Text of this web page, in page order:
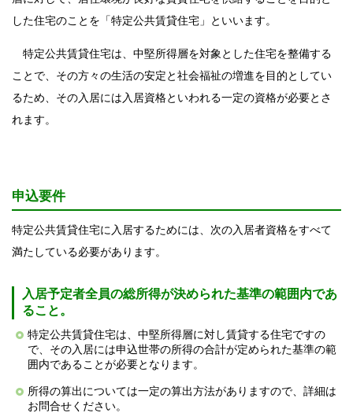
した住宅のことを「特定公共賃貸住宅」といいます。
特定公共賃貸住宅は、中堅所得層を対象とした住宅を整備する
ことで、その方々の生活の安定と社会福祉の増進を目的としてい
るため、その入居には入居資格といわれる一定の資格が必要とさ
れます。
申込要件
特定公共賃貸住宅に入居するためには、次の入居者資格をすべて
満たしている必要があります。
入居予定者全員の総所得が決められた基準の範囲内であ
ること。
特定公共賃貸住宅は、中堅所得層に対し賃貸する住宅ですの
で、その入居には申込世帯の所得の合計が定められた基準の範
囲内であることが必要となります。
所得の算出については一定の算出方法がありますので、詳細は
お問合せください。